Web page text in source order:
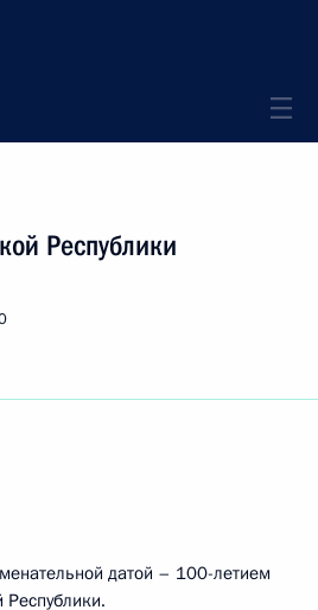
Республики
датой – 100-летием
Республики.